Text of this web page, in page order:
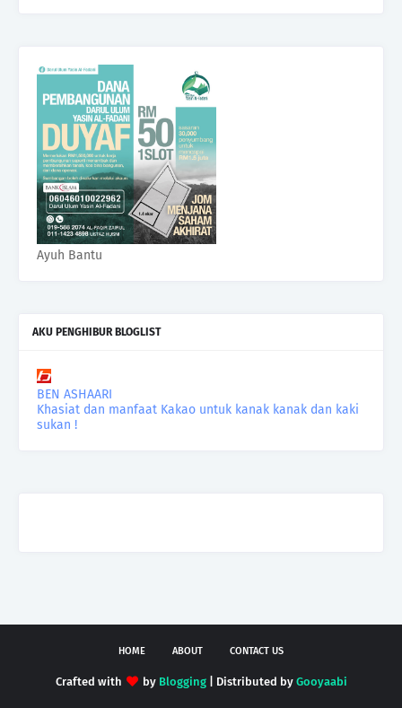
Ayuh Bantu
AKU PENGHIBUR BLOGLIST
BEN ASHAARI
Khasiat dan manfaat Kakao untuk kanak kanak dan kaki
sukan !
HOME ABOUT CONTACT US
Crafted with by Blogging| Distributed by Gooyaabi